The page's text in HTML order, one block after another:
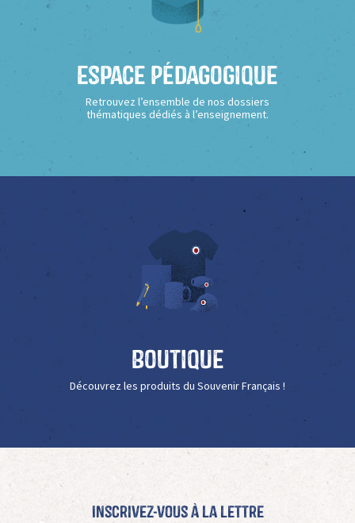
Espace Pédagogique
Retrouvez l’ensemble de nos dossiers
thématiques dédiés à l’enseignement.
Boutique
Découvrez les produits du Souvenir Français !
Inscrivez-vous à La Lettre